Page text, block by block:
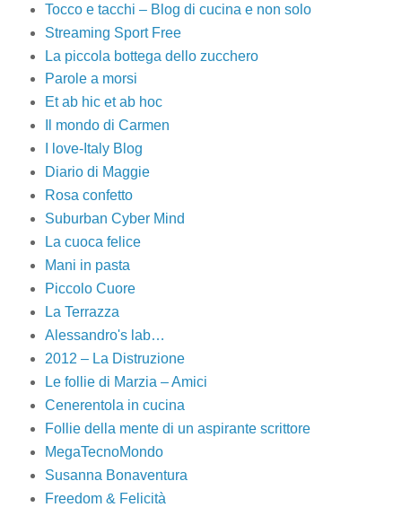
Tocco e tacchi – Blog di cucina e non solo
Streaming Sport Free
La piccola bottega dello zucchero
Parole a morsi
Et ab hic et ab hoc
Il mondo di Carmen
I love-Italy Blog
Diario di Maggie
Rosa confetto
Suburban Cyber Mind
La cuoca felice
Mani in pasta
Piccolo Cuore
La Terrazza
Alessandro's lab…
2012 – La Distruzione
Le follie di Marzia – Amici
Cenerentola in cucina
Follie della mente di un aspirante scrittore
MegaTecnoMondo
Susanna Bonaventura
Freedom & Felicità